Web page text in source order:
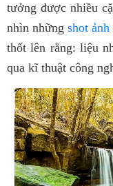
tưởng được nhiều
nhìn những shot
thốt lên rằng: liệu
qua kĩ thuật công